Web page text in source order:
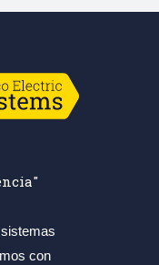
con